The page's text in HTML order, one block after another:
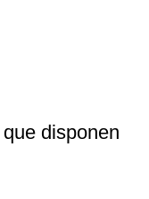
disponen